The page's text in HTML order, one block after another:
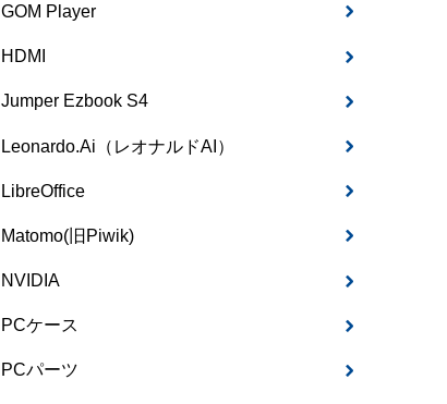
GOM Player
HDMI
Jumper Ezbook S4
Leonardo.Ai（レオナルドAI）
LibreOffice
Matomo(旧Piwik)
NVIDIA
PCケース
PCパーツ